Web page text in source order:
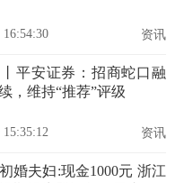
16:54:30 资讯
平安证券：招商蛇口融
，维持“推荐”评级
15:35:12 资讯
婚夫妇:现金1000元 浙江